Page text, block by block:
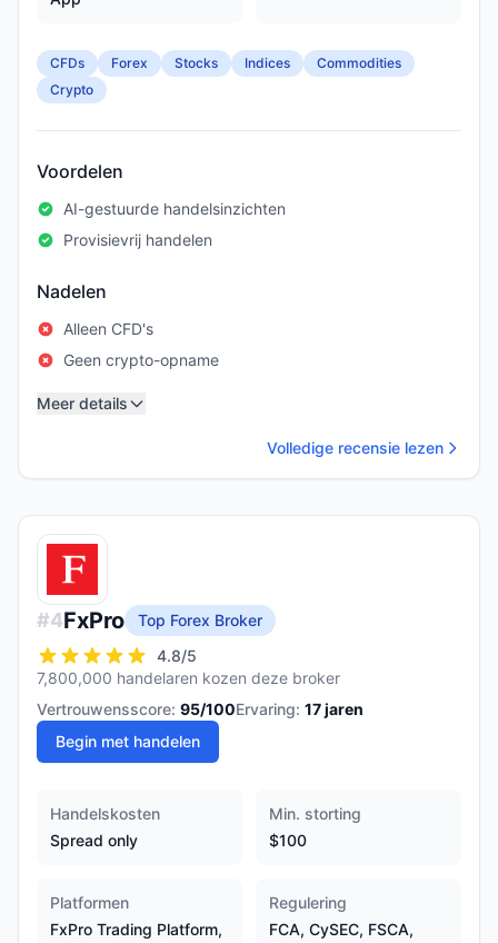
CFDs Forex Stocks Indices
Commodities
Crypto
Voordelen
AI-gestuurde handelsinzichten
Provisievrij handelen
Nadelen
Alleen CFD's
Geen crypto-opname
Meer details
Volledige recensie lezen
#4FxPro
Top Forex Broker
4.8/5
7,800,000 handelaren kozen deze broker
Vertrouwensscore: 95/100Ervaring: 17jaren
Begin met handelen
Handelskosten
Spread only
Min. storting
$100
Platformen
FxPro Trading Platform,
Regulering
FCA, CySEC, FSCA,